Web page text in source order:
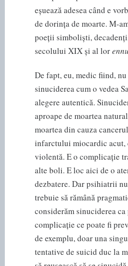
eșuează adesea când e
de dorința de moarte. M-
poeții simboliști,
secolului XIX și al lor
De fapt, eu, medic fiind,
sinuciderea cum o vedea
alegere autentică.
aproape de moartea
moartea din cauza
infarctului miocardic acut,
violentă. E o complicație
alte boli. E loc aici de o
dezbatere. Dar psihiatrii
trebuie să rămână
considerăm sinuciderea ca
complicație ce poate fi
de exemplu, doar una
tentative de suicid duc la